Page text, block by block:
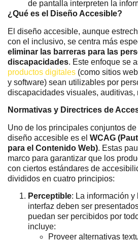
de pantalla interpreten la
¿Qué es el Diseño Accesible?
El diseño accesible, aunque
con el inclusivo, se centra más
eliminar las barreras para las
discapacidades. Este enfoque se
productos digitales (como sitios
y software) sean utilizables por
discapacidades visuales, auditivas,
Normativas y Directrices de
Uno de los principales conjuntos
diseño accesible es el WCAG
para el Contenido Web). Estas
marco para garantizar que los
con ciertos estándares de
divididos en cuatro principios:
Perceptible: La información
interfaz deben ser
puedan ser percibidos por
incluye:
Proveer alternativas